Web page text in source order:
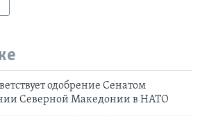
одобрение Сенатом
Северной Македонии в НАТО